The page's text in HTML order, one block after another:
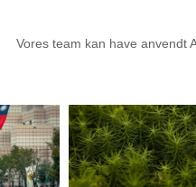
Vores team kan have anvendt
til alt